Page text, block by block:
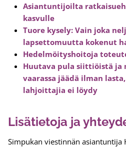
Asiantuntijoilta
kasvulle
Tuore kysely: Vain joka
lapsettomuutta kokenut
Hedelmöityshoitoja
Huutava pula siittiöistä ja
vaarassa jäädä ilman
lahjoittajia ei löydy
Lisätietoja ja
Simpukan viestinnän asiantuntija